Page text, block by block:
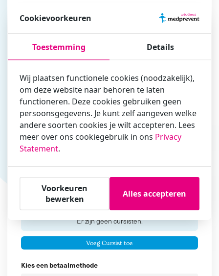
Vul hier bij voorkeur het e-mailadres in waarmee je
zakelijk/administratief correspondeert
Is de contactpersoon ook een cursist?
Ja
Cursisten
Voeg cursisten toe
Voornaam
Tussenvoegsel
Er zijn geencursisten.
Voeg Cursist toe
Kies een betaalmethode
Cookievoorkeuren
Toestemming Details
Wij plaatsen functionele cookies (noodzakelijk),
om deze website naar behoren te laten
functioneren. Deze cookies gebruiken geen
persoonsgegevens. Je kunt zelf aangeven welke
andere soorten cookies je wilt accepteren. Lees
meer over ons cookiegebruik in ons Privacy
Statement.
Voorkeuren
bewerken
Alles accepteren